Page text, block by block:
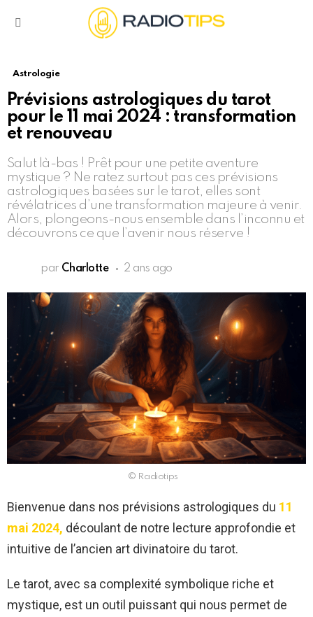
Astrologie
Prévisions astrologiques du tarot
pour le 11 mai 2024 : transformation
et renouveau
Salut là-bas ! Prêt pour une petite aventure
mystique ? Ne ratez surtout pas ces prévisions
astrologiques basées sur le tarot, elles sont
révélatrices d’une transformation majeure à venir.
Alors, plongeons-nous ensemble dans l’inconnu et
découvrons ce que l’avenir nous réserve !
par Charlotte 2 ans ago
© Radiotips
Bienvenue dans nos prévisions astrologiques du 11
mai 2024, découlant de notre lecture approfondie et
intuitive de l’ancien art divinatoire du tarot.
Le tarot, avec sa complexité symbolique riche et
mystique, est un outil puissant qui nous permet de